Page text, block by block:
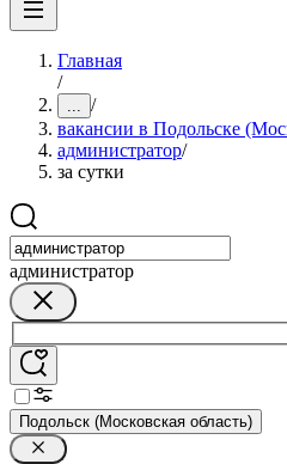
Главная
/
... /
вакансии в Подольске
администратор/
за сутки
администратор
Подольск (Московская область)